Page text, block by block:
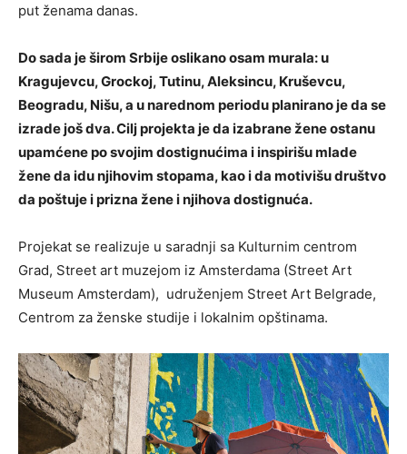
put ženama danas.
Do sada je širom Srbije oslikano osam murala: u
Kragujevcu, Grockoj, Tutinu, Aleksincu, Kruševcu,
Beogradu, Nišu, a u narednom periodu planirano je da se
izrade još dva. Cilj projekta je da izabrane žene ostanu
upamćene po svojim dostignućima i inspirišu mlade
žene da idu njihovim stopama, kao i da motivišu društvo
da poštuje i prizna žene i njihova dostignuća.
Projekat se realizuje u saradnji sa Kulturnim centrom
Grad, Street art muzejom iz Amsterdama (Street Art
Museum Amsterdam), udruženjem Street Art Belgrade,
Centrom za ženske studije i lokalnim opštinama.